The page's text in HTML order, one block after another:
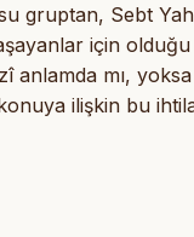
gruptan, Sebt
için
anlamda mı,
ilişkin bu